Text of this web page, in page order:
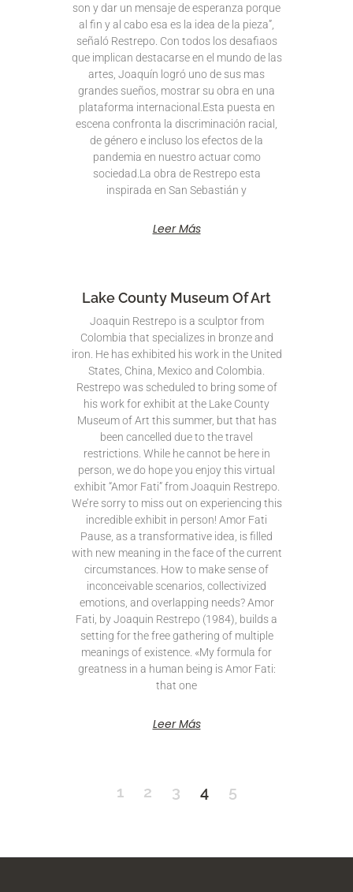
son y dar un mensaje de esperanza porque
al fin y al cabo esa es la idea de la pieza”,
señaló Restrepo. Con todos los desafiaos
que implican destacarse en el mundo de las
artes, Joaquín logró uno de sus mas
grandes sueños, mostrar su obra en una
plataforma internacional.Esta puesta en
escena confronta la discriminación racial,
de género e incluso los efectos de la
pandemia en nuestro actuar como
sociedad.La obra de Restrepo esta
inspirada en San Sebastián y
Leer Más
Lake County Museum Of Art
Joaquin Restrepo is a sculptor from
Colombia that specializes in bronze and
iron. He has exhibited his work in the United
States, China, Mexico and Colombia.
Restrepo was scheduled to bring some of
his work for exhibit at the Lake County
Museum of Art this summer, but that has
been cancelled due to the travel
restrictions. While he cannot be here in
person, we do hope you enjoy this virtual
exhibit “Amor Fati” from Joaquin Restrepo.
We’re sorry to miss out on experiencing this
incredible exhibit in person! Amor Fati
Pause, as a transformative idea, is filled
with new meaning in the face of the current
circumstances. How to make sense of
inconceivable scenarios, collectivized
emotions, and overlapping needs? Amor
Fati, by Joaquin Restrepo (1984), builds a
setting for the free gathering of multiple
meanings of existence. «My formula for
greatness in a human being is Amor Fati:
that one
Leer Más
1 2 3 4 5